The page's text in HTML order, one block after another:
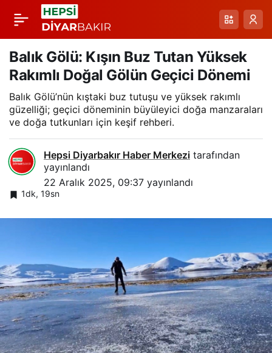
Balık Gölü: Kışın Buz Tutan Yüksek
Rakımlı Doğal Gölün Geçici Dönemi
Balık Gölü’nün kıştaki buz tutuşu ve yüksek rakımlı
güzelliği; geçici döneminin büyüleyici doğa manzaraları
ve doğa tutkunları için keşif rehberi.
Hepsi Diyarbakır Haber Merkezi tarafından
yayınlandı
22 Aralık 2025, 09:37 yayınlandı
1dk, 19sn
Sisli Gecelerde
Mardin: Dron
Görüntülerle
Zamanda Yolculuk
Paylaş